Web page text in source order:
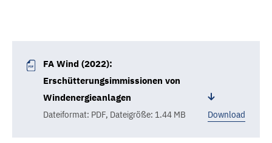
FA Wind (2022):
Erschütterungsimmissionen von
Windenergieanlagen
Dateiformat: PDF, Dateigröße: 1.44 MB Download